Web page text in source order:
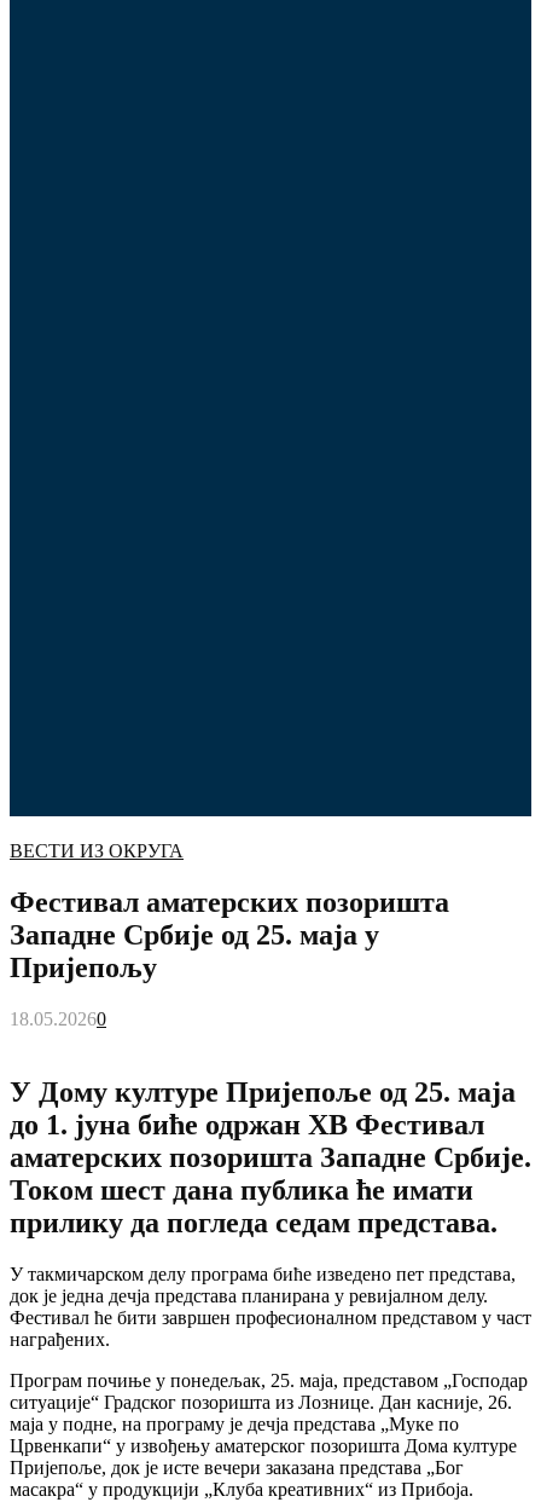
ВЕСТИ ИЗ ОКРУГА
Фестивал аматерских позоришта
Западне Србије од 25. маја у
Пријепољу
18.05.20260
У Дому културе Пријепоље од 25. маја
до 1. јуна биће одржан XВ Фестивал
аматерских позоришта Западне Србије.
Током шест дана публика ће имати
прилику да погледа седам представа.
У такмичарском делу програма биће изведено пет представа,
док је једна дечја представа планирана у ревијалном делу.
Фестивал ће бити завршен професионалном представом у част
награђених.
Програм почиње у понедељак, 25. маја, представом „Господар
ситуације“ Градског позоришта из Лознице. Дан касније, 26.
маја у подне, на програму је дечја представа „Муке по
Црвенкапи“ у извођењу аматерског позоришта Дома културе
Пријепоље, док је исте вечери заказана представа „Бог
масакра“ у продукцији „Клуба креативних“ из Прибоја.